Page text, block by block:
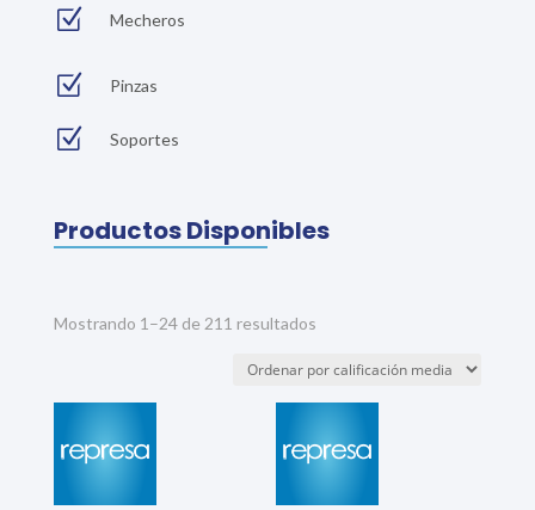
Z Mecheros
Z Pinzas
Z Soportes
Productos Disponibles
Mostrando 1–24 de 211 resultadosSorted
average
rating